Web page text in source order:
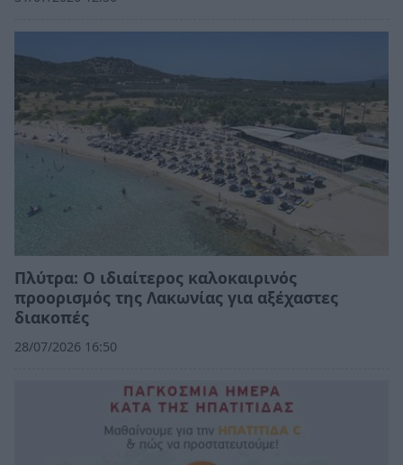
Πλύτρα: Ο ιδιαίτερος καλοκαιρινός
προορισμός της Λακωνίας για αξέχαστες
διακοπές
28/07/2026 16:50